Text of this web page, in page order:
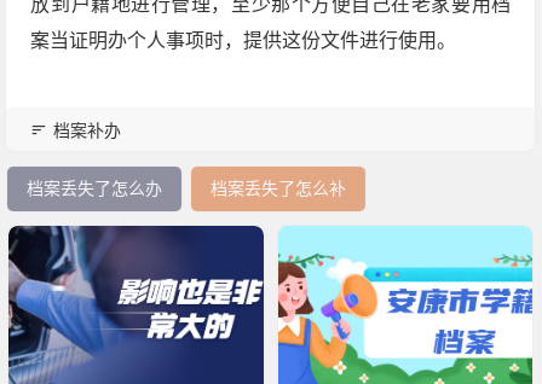
放到户籍地进行管理，至少那个方便自己在老家要用档
案当证明办个人事项时，提供这份文件进行使用。
档案补办
档案丢失了怎么办 档案丢失了怎么补